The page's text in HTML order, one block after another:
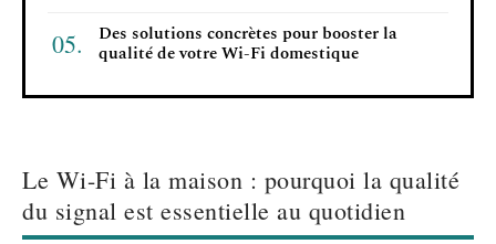
Des solutions concrètes pour booster la
qualité de votre Wi-Fi domestique
Le Wi-Fi à la maison : pourquoi la qualité
du signal est essentielle au quotidien